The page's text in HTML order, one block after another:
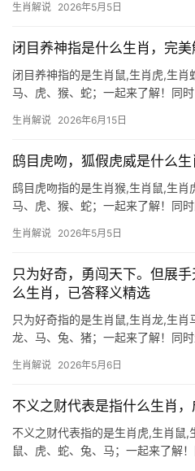
与事业呈现“两情相悦”之象，尤其
生肖解说 2026年5月5日
闭目养神指是什么生肖，完
闭目养神指的是生肖鼠,生肖虎,生肖
马、虎、猴、蛇；一起来了解！同
至51岁者易遇“明枪暗箭”，项目被
生肖解说 2026年6月15日
鸱目虎吻，狐假虎威是什么
鸱目虎吻指的是生肖猴,生肖鼠,生肖
马、虎、猴、蛇；一起来了解！同
“鸱目”，形容目光锐利如夜枭；“虎
生肖解说 2026年5月5日
只为好奇，勇闯天下。但展
么生肖，已答释义精选
只为好奇指的是生肖鼠,生肖龙,生肖
龙、马、兔、猪；一起来了解！同
鼠类前爪常作捧物状，恰似丈量天
生肖解说 2026年5月6日
不义之财代表是指什么生肖
不义之财代表指的是生肖虎,生肖鼠,
鼠、虎、蛇、兔、马；一起来了解